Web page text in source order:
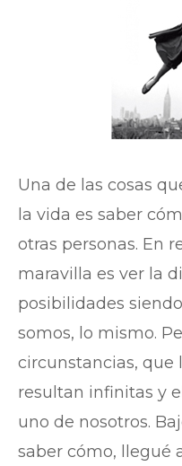
Una de las cosas
la vida es saber
otras personas. En
maravilla es ver la
posibilidades
somos, lo mismo.
circunstancias, que
resultan infinitas y
uno de nosotros.
saber cómo, llegué